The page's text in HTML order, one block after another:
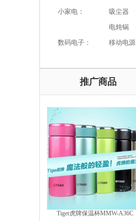
小家电：
吸尘器
电炖锅
数码电子：
移动电源
推广商品
Tiger虎牌保温杯MMW-A36C